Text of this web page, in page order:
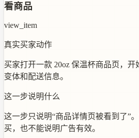
看商品
view_item
真实买家动作
买家打开一款 20oz 保温杯商品页，开
变体和配送信息。
这一步说明什么
这一步只说明“商品详情页被看到了”
买，也不能说明广告有效。